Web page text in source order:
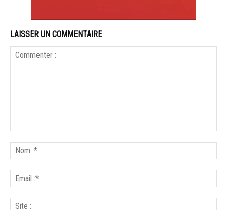
LAISSER UN COMMENTAIRE